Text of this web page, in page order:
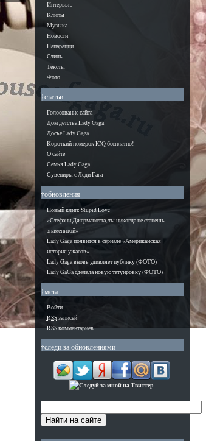
Интервью
Клипы
Музыка
Новости
Папарацци
Стиль
Тексты
Фото
†статьи
Голосование сайта
Дом детства Lady Gaga
Досье Lady Gaga
Короткий номерок ICQ бесплатно!
О сайте
Семья Lady Gaga
Сувениры с Леди Гага
†обновления
Новый клип: Stupid Love
«Стефани Джерманотта, ты никогда не станешь
знаменитой»
Lady Gaga появится в сериале «Американская
история ужасов»
Lady Gaga вновь удивляет публику (ФОТО)
Lady GaGa сделала новую татуировку (ФОТО)
†мета
Войти
RSSзаписей
RSSкомментариев
†следи за обновлениями